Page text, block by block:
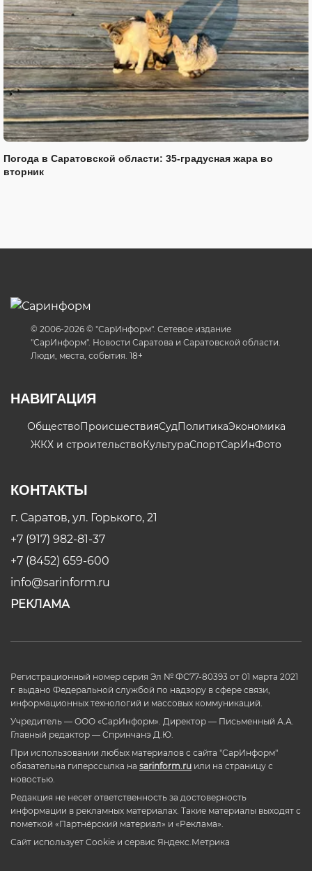
Погода в Саратовской области: 35-градусная жара во
вторник
© 2006-2026 © "СарИнформ". Сетевое издание
"СарИнформ". Новости Саратова и Саратовской области.
Люди, места, события. 18+
НАВИГАЦИЯ
ОбществоПроисшествияСудПолитикаЭкономика
ЖКХ и строительствоКультураСпортСарИнФото
КОНТАКТЫ
г. Саратов, ул. Горького, 21
+7 (917) 982-81-37
+7 (8452) 659-600
info@sarinform.ru
РЕКЛАМА
Регистрационный номер серия Эл № ФС77-80393 от 01 марта 2021
г. выдано Федеральной службой по надзору в сфере связи,
информационных технологий и массовых коммуникаций.
Учредитель — ООО «СарИнформ». Директор — Письменный А.А.
Главный редактор — Спринчанэ Д.Ю.
При использовании любых материалов с сайта "СарИнформ"
обязательна гиперссылка на sarinform.ru или на страницу с
новостью.
Редакция не несет ответственность за достоверность
информации в рекламных материалах. Такие материалы выходят с
пометкой «Партнёрский материал» и «Реклама».
Сайт использует Cookie и сервиc Яндекс.Метрика